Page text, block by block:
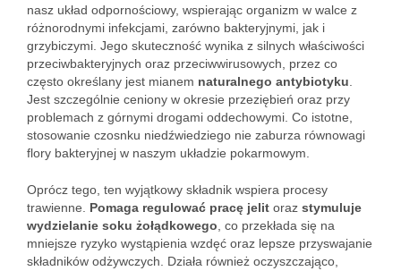
nasz układ odpornościowy, wspierając organizm w walce z
różnorodnymi infekcjami, zarówno bakteryjnymi, jak i
grzybiczymi. Jego skuteczność wynika z silnych właściwości
przeciwbakteryjnych oraz przeciwwirusowych, przez co
często określany jest mianem naturalnego antybiotyku
Jest szczególnie ceniony w okresie przeziębień oraz przy
problemach z górnymi drogami oddechowymi. Co istotne,
stosowanie czosnku niedźwiedziego nie zaburza równowagi
flory bakteryjnej w naszym układzie pokarmowym.
Oprócz tego, ten wyjątkowy składnik wspiera procesy
trawienne. Pomaga regulować pracę jelit oraz stymuluje
wydzielanie soku żołądkowego , co przekłada się na
mniejsze ryzyko wystąpienia wzdęć oraz lepsze przyswajanie
składników odżywczych. Działa również oczyszczająco,